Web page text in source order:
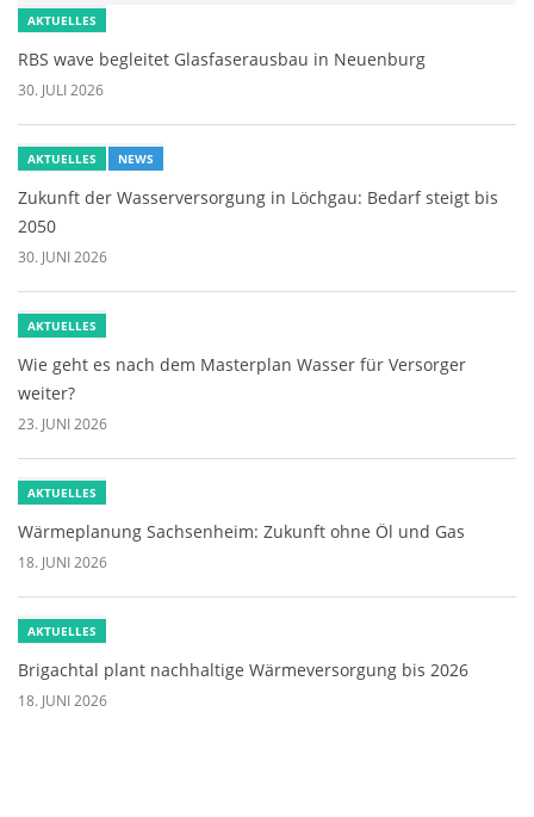
AKTUELLES
RBS wave begleitet Glasfaserausbau in Neuenburg
30. JULI 2026
AKTUELLES NEWS
Zukunft der Wasserversorgung in Löchgau: Bedarf steigt bis
2050
30. JUNI 2026
AKTUELLES
Wie geht es nach dem Masterplan Wasser für Versorger
weiter?
23. JUNI 2026
AKTUELLES
Wärmeplanung Sachsenheim: Zukunft ohne Öl und Gas
18. JUNI 2026
AKTUELLES
Brigachtal plant nachhaltige Wärmeversorgung bis 2026
18. JUNI 2026